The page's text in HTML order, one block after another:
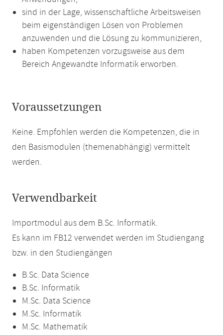
sind in der Lage, wissenschaftliche Arbeitsweisen
beim eigenständigen Lösen von Problemen
anzuwenden und die Lösung zu kommunizieren,
haben Kompetenzen vorzugsweise aus dem
Bereich Angewandte Informatik erworben.
Voraussetzungen
Keine. Empfohlen werden die Kompetenzen, die in
den Basismodulen (themenabhängig) vermittelt
werden.
Verwendbarkeit
Importmodul aus dem B.Sc. Informatik.
Es kann im FB12 verwendet werden im Studiengang
bzw. in den Studiengängen
B.Sc. Data Science
B.Sc. Informatik
M.Sc. Data Science
M.Sc. Informatik
M.Sc. Mathematik